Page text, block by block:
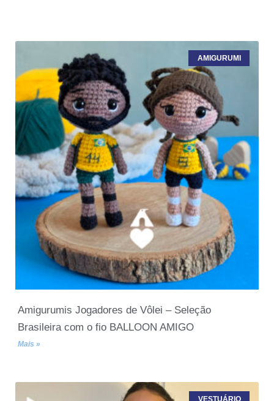
AMIGURUMI
Amigurumis Jogadores de Vôlei – Seleção
Brasileira com o fio BALLOON AMIGO
Mais »
VESTUÁRIO